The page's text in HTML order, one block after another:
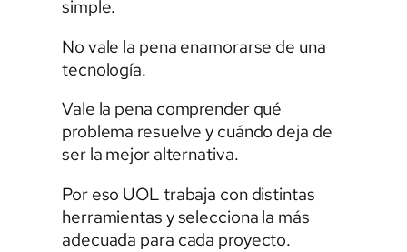
simple.
No vale la pena enamorarse de una
tecnología.
Vale la pena comprender qué
problema resuelve y cuándo deja de
ser la mejor alternativa.
Por eso UOL trabaja con distintas
herramientas y selecciona la más
adecuada para cada proyecto.